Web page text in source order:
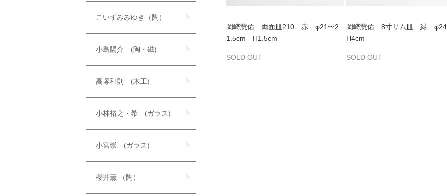
岡崎慧佑 両面皿210 赤 φ21〜2
1.5cm H1.5cm
SOLD OUT
岡崎慧佑 8寸リム皿 緑
H4cm
SOLD OUT
こいずみみゆき（陶）
小島陽介 (陶・磁)
高塚和則 (木工)
小林裕之・希 (ガラス)
小宮崇 (ガラス)
櫻井薫 （陶）